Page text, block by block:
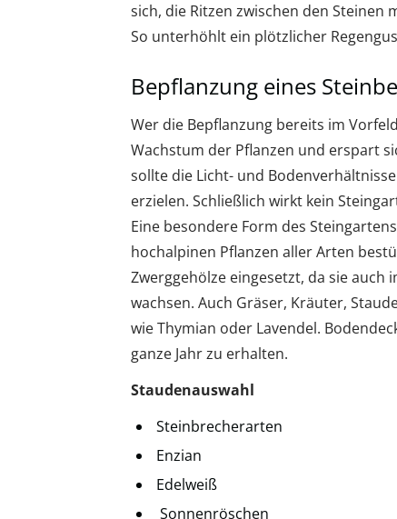
sich, die Ritzen zwischen den
So unterhöhlt ein plötzlicher
Bepflanzung eines
Wer die Bepflanzung bereits im
Wachstum der Pflanzen und erspart
sollte die Licht- und
erzielen. Schließlich wirkt kein
Eine besondere Form des
hochalpinen Pflanzen aller Arten
Zwerggehölze eingesetzt, da sie
wachsen. Auch Gräser, Kräuter,
wie Thymian oder Lavendel.
ganze Jahr zu erhalten.
Staudenauswahl
Steinbrecherarten
Enzian
Edelweiß
Sonnenröschen